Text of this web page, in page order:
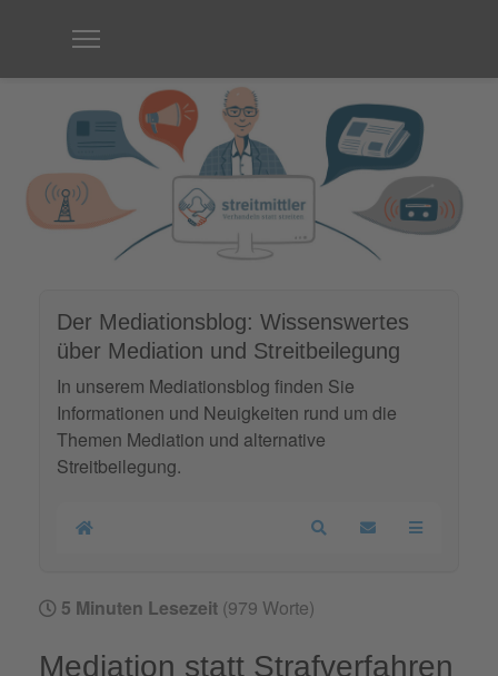
Der Mediationsblog: Wissenswertes
über Mediation und Streitbeilegung
In unserem Mediationsblog finden Sie
Informationen und Neuigkeiten rund um die
Themen Mediation und alternative
Streitbeilegung.
Home SearchUpdates
5 Minuten Lesezeit (979 Worte)
Mediation statt Strafverfahren